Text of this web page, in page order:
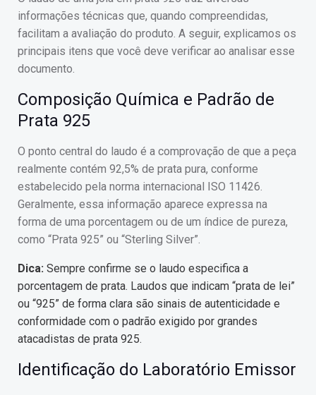
informações técnicas que, quando compreendidas,
facilitam a avaliação do produto. A seguir, explicamos os
principais itens que você deve verificar ao analisar esse
documento.
Composição Química e Padrão de
Prata 925
O ponto central do laudo é a comprovação de que a peça
realmente contém 92,5% de prata pura, conforme
estabelecido pela norma internacional ISO 11426.
Geralmente, essa informação aparece expressa na
forma de uma porcentagem ou de um índice de pureza,
como “Prata 925” ou “Sterling Silver”.
Dica: Sempre confirme se o laudo especifica a
porcentagem de prata. Laudos que indicam “prata de lei”
ou “925” de forma clara são sinais de autenticidade e
conformidade com o padrão exigido por grandes
atacadistas de prata 925.
Identificação do Laboratório Emissor